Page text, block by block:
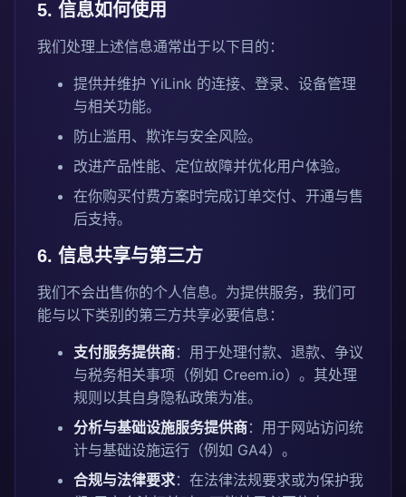
5. 信息如何使用
我们处理上述信息通常出于以下目的：
提供并维护 YiLink 的连接、登录、设备管理
与相关功能。
防止滥用、欺诈与安全风险。
改进产品性能、定位故障并优化用户体验。
在你购买付费方案时完成订单交付、开通与售
后支持。
6. 信息共享与第三方
我们不会出售你的个人信息。为提供服务，我们可
能与以下类别的第三方共享必要信息：
支付服务提供商：用于处理付款、退款、争议
与税务相关事项（例如 Creem.io）。其处理
规则以其自身隐私政策为准。
分析与基础设施服务提供商：用于网站访问统
计与基础设施运行（例如 GA4）。
合规与法律要求：在法律法规要求或为保护我